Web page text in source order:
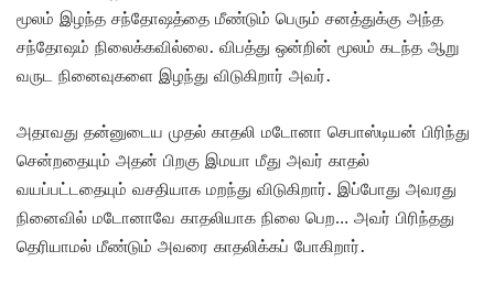
மூலம் இழந்த சந்தோஷத்தை மீண்டும் பெரும் சனத்துக்கு அந்த
சந்தோஷம் நிலைக்கவில்லை. விபத்து ஒன்றின் மூலம் கடந்த ஆறு
வருட நினைவுகளை இழந்து விடுகிறார் அவர்.
அதாவது தன்னுடைய முதல் காதலி மடோனா செபாஸ்டியன் பிரிந்து
சென்றதையும் அதன் பிறகு இமயா மீது அவர் காதல்
வயப்பட்டதையும் வசதியாக மறந்து விடுகிறார். இப்போது அவரது
நினைவில் மடோனாவே காதலியாக நிலை பெற… அவர் பிரிந்தது
தெரியாமல் மீண்டும் அவரை காதலிக்கப் போகிறார்.